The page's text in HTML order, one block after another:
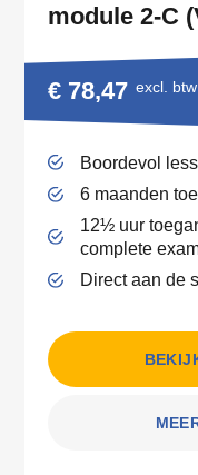
module 2-C
€ 78,47 excl. btw
Boordevol
6 maanden
12½ uur
complete
Direct aan de